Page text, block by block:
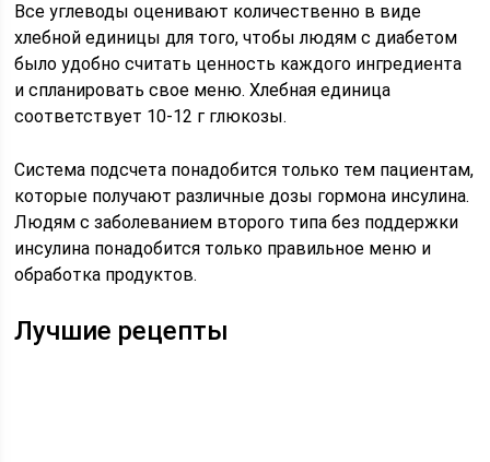
Все углеводы оценивают количественно в виде
хлебной единицы для того, чтобы людям с диабетом
было удобно считать ценность каждого ингредиента
и спланировать свое меню. Хлебная единица
соответствует 10-12 г глюкозы.
Система подсчета понадобится только тем пациентам,
которые получают различные дозы гормона инсулина.
Людям с заболеванием второго типа без поддержки
инсулина понадобится только правильное меню и
обработка продуктов.
Лучшие рецепты